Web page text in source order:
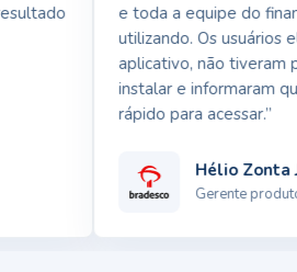
e toda a equipe do
utilizando. Os usuários
aplicativo, não tiveram
instalar e informaram que
rápido para acessar.”
Hélio Zonta
Gerente produtos